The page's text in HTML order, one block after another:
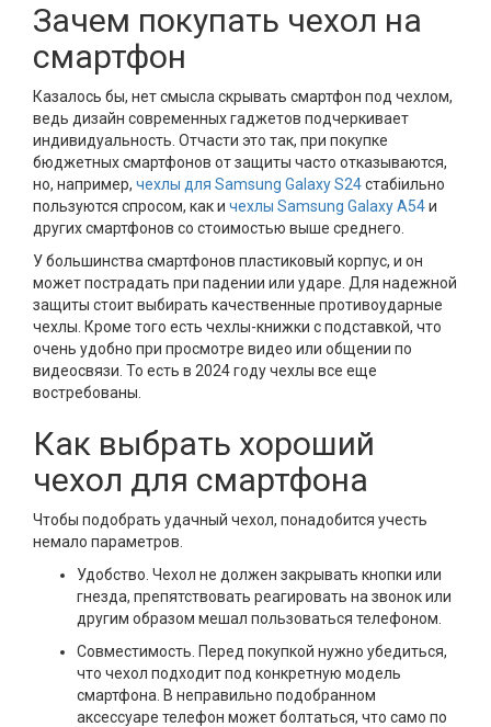
Зачем покупать чехол на
смартфон
Казалось бы, нет смысла скрывать смартфон под чехлом,
ведь дизайн современных гаджетов подчеркивает
индивидуальность. Отчасти это так, при покупке
бюджетных смартфонов от защиты часто отказываются,
но, например, чехлы для Samsung Galaxy S24стабіильно
пользуются спросом, как и чехлы Samsung Galaxy A54и
других смартфонов со стоимостью выше среднего.
У большинства смартфонов пластиковый корпус, и он
может пострадать при падении или ударе. Для надежной
защиты стоит выбирать качественные противоударные
чехлы. Кроме того есть чехлы-книжки с подставкой, что
очень удобно при просмотре видео или общении по
видеосвязи. То есть в 2024 году чехлы все еще
востребованы.
Как выбрать хороший
чехол для смартфона
Чтобы подобрать удачный чехол, понадобится учесть
немало параметров.
Удобство. Чехол не должен закрывать кнопки или
гнезда, препятствовать реагировать на звонок или
другим образом мешал пользоваться телефоном.
Совместимость. Перед покупкой нужно убедиться,
что чехол подходит под конкретную модель
смартфона. В неправильно подобранном
аксессуаре телефон может болтаться, что само по